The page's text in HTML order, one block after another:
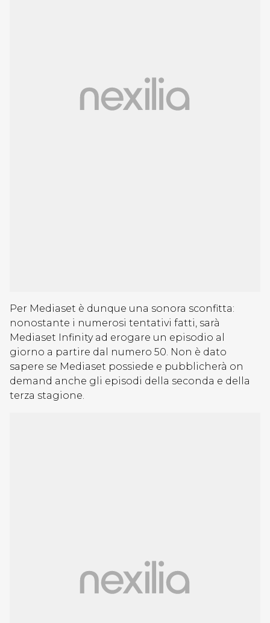
Per Mediaset è dunque una sonora sconfitta:
nonostante i numerosi tentativi fatti, sarà
Mediaset Infinity ad erogare un episodio al
giorno a partire dal numero 50. Non è dato
sapere se Mediaset possiede e pubblicherà on
demand anche gli episodi della seconda e della
terza stagione.